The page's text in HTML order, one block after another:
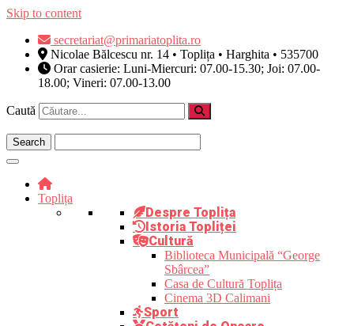
Skip to content
secretariat@primariatoplita.ro
Nicolae Bălcescu nr. 14 • Toplița • Harghita • 535700
Orar casierie: Luni-Miercuri: 07.00-15.30; Joi: 07.00-
18.00; Vineri: 07.00-13.00
Caută
Toplița
Despre Toplița
Istoria Topliței
Cultură
Biblioteca Municipală “George
Sbârcea”
Casa de Cultură Toplița
Cinema 3D Calimani
Sport